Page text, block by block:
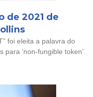
de 2021 de
foi eleita a palavra do
‘non-fungible token’